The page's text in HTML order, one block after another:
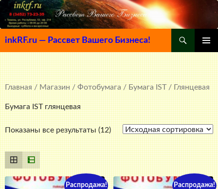
inkRF.ru — Рассвет Вашего Бизнеса!
МЕНЮ
К
СОДЕРЖИМОМУ
Главная/Магазин/Фотобумага/Бумага IST/ Глянцевая
Бумага IST глянцевая
Показаны все результаты (12)
Распродажа! Распродажа!